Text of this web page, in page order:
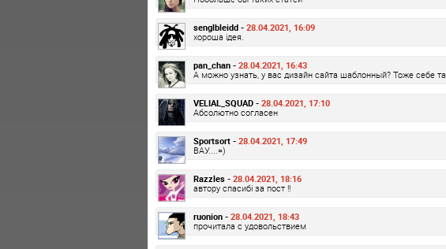
senglbleidd - 28.04.2021, 16:09
хороша ідея.
pan_chan - 28.04.2021, 16:43
А можно узнать, у вас дизайн сайта шаблонный? Тоже себе
VELIAL_SQUAD - 28.04.2021, 17:10
Абсолютно согласен
Sportsort - 28.04.2021, 17:49
ВАУ....=)
Razzles - 28.04.2021, 18:16
автору спасибі за пост !!
ruonion - 28.04.2021, 18:43
прочитала с удовольствием